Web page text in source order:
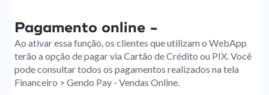
Pagamento online -
Ao ativar essa função, os clientes que utilizam o WebApp
terão a opção de pagar via Cartão de Crédito ou PIX. Você
pode consultar todos os pagamentos realizados na tela
Financeiro > Gendo Pay - Vendas Online.